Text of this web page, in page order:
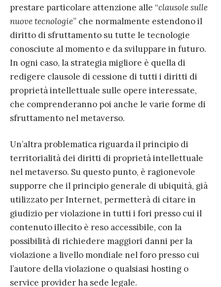
prestare particolare attenzione alle “clausole sulle
nuove tecnologie” che normalmente estendono il
diritto di sfruttamento su tutte le tecnologie
conosciute al momento e da sviluppare in futuro.
In ogni caso, la strategia migliore è quella di
redigere clausole di cessione di tutti i diritti di
proprietà intellettuale sulle opere interessate,
che comprenderanno poi anche le varie forme di
sfruttamento nel metaverso.
Un’altra problematica riguarda il principio di
territorialità dei diritti di proprietà intellettuale
nel metaverso. Su questo punto, è ragionevole
supporre che il principio generale di ubiquità, già
utilizzato per Internet, permetterà di citare in
giudizio per violazione in tutti i fori presso cui il
contenuto illecito è reso accessibile, con la
possibilità di richiedere maggiori danni per la
violazione a livello mondiale nel foro presso cui
l’autore della violazione o qualsiasi hosting o
service provider ha sede legale.